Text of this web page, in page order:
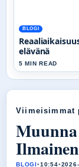
BLOGI
elävänä
5 MIN READ
Viimeisimmat
BLOGI•10:54•